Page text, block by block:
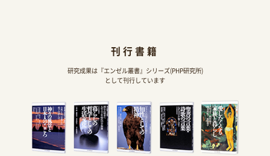
刊行書籍
研究成果は『エンゼル叢書』シリーズ(PHP研究所)
として刊行しています